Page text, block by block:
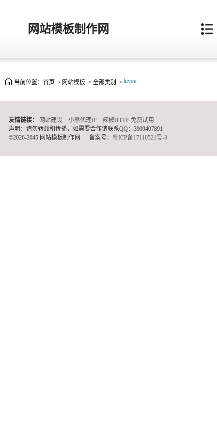
网站模板制作网
当前位置： 首页 > 网站模板 > 全部类别 > luyou
友情链接： 网站建设 小熊代理IP
辣椒HTTP-免费试用
声明：请勿转载和传播，如需要合作请联系QQ：3909407891
©2026-2045 网站模板制作网
备案号：粤ICP备17110521号-3